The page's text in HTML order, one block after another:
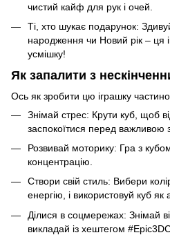
чистий кайф для рук і очей.
Ті, хто шукає подарунок:
народження чи Новий рік – ця
усмішку!
Як запалити з
Ось як зробити цю іграшку
Знімай стрес: Крути куб, щоб
заспокоїтися перед важливою
Розвивай моторику: Гра з
концентрацію.
Створи свій стиль: Вибери
енергію, і використовуй куб як
Ділися в соцмережах: Знімай
викладай із хештегом